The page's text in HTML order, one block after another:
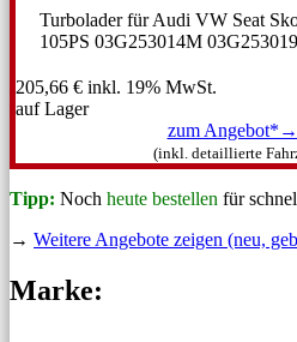
Turbolader für Audi VW Seat
105PS 03G253014M
205,66 € inkl. 19% MwSt.
auf Lager
zum Angebot*→
(inkl. detaillierte
Tipp: Noch heute bestellen für
→ Weitere Angebote zeigen (neu,
Marke: